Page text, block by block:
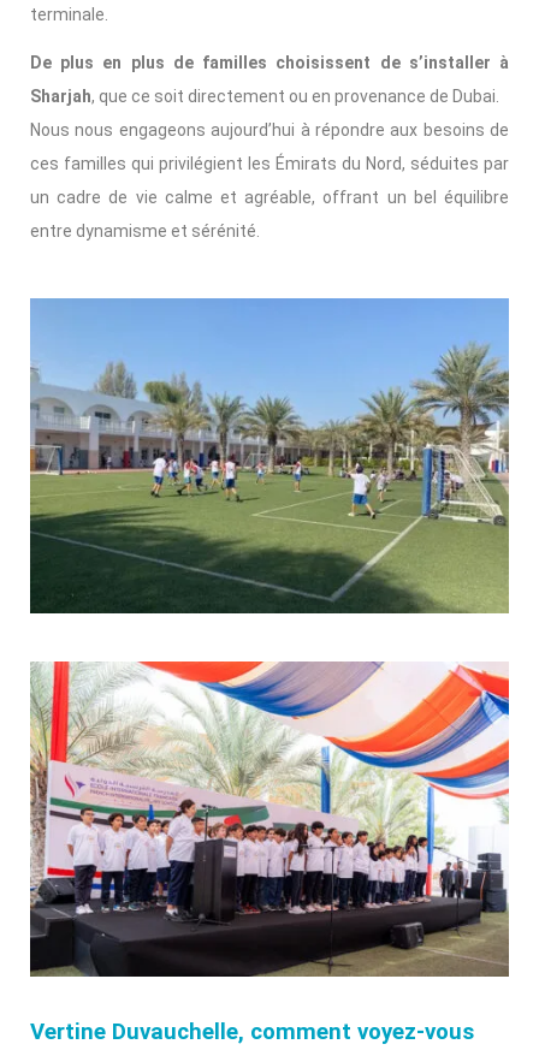
terminale.
De plus en plus de familles choisissent de s’installer à
Sharjah, que ce soit directement ou en provenance de Dubai.
Nous nous engageons aujourd’hui à répondre aux besoins de
ces familles qui privilégient les Émirats du Nord, séduites par
un cadre de vie calme et agréable, offrant un bel équilibre
entre dynamisme et sérénité.
Vertine Duvauchelle, comment voyez-vous